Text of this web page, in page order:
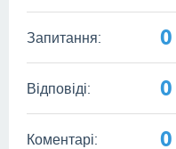
Запитання: 0
Відповіді: 0
Коментарі: 0